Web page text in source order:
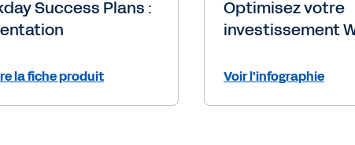
Success Plans :
la fiche produit
Optimisez votre
investissement
Voir l'infographie